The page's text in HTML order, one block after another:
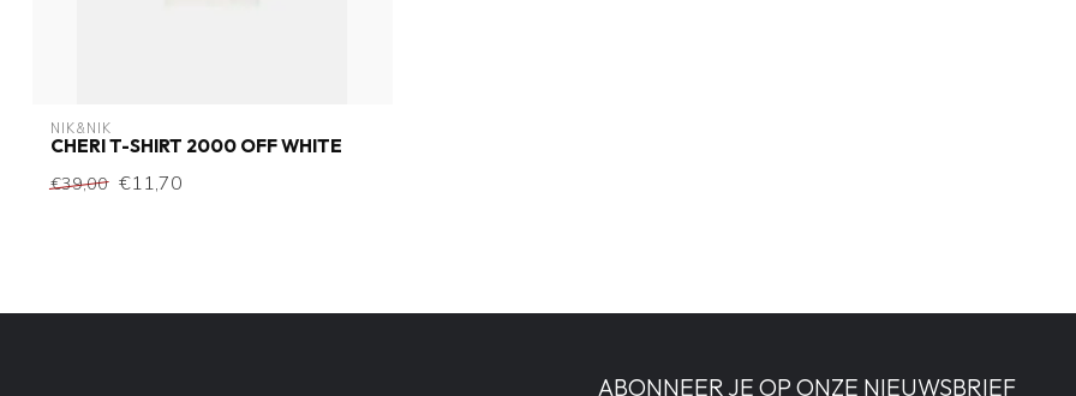
NIK&NIK
CHERI T-SHIRT 2000 OFF WHITE
€39,00 €11,70
ABONNEER JE OP ONZE NIEUWSBRIEF